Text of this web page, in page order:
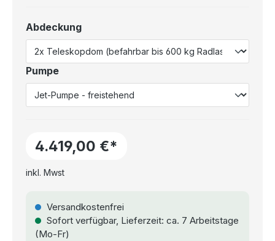
Abdeckung
Pumpe
4.419,00 €*
inkl. Mwst
Versandkostenfrei
Sofort verfügbar, Lieferzeit: ca. 7 Arbeitstage
(Mo-Fr)